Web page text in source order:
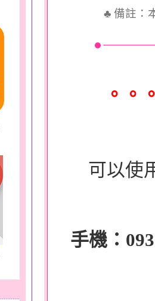
♣ 備註：
。。
可以使
手機：